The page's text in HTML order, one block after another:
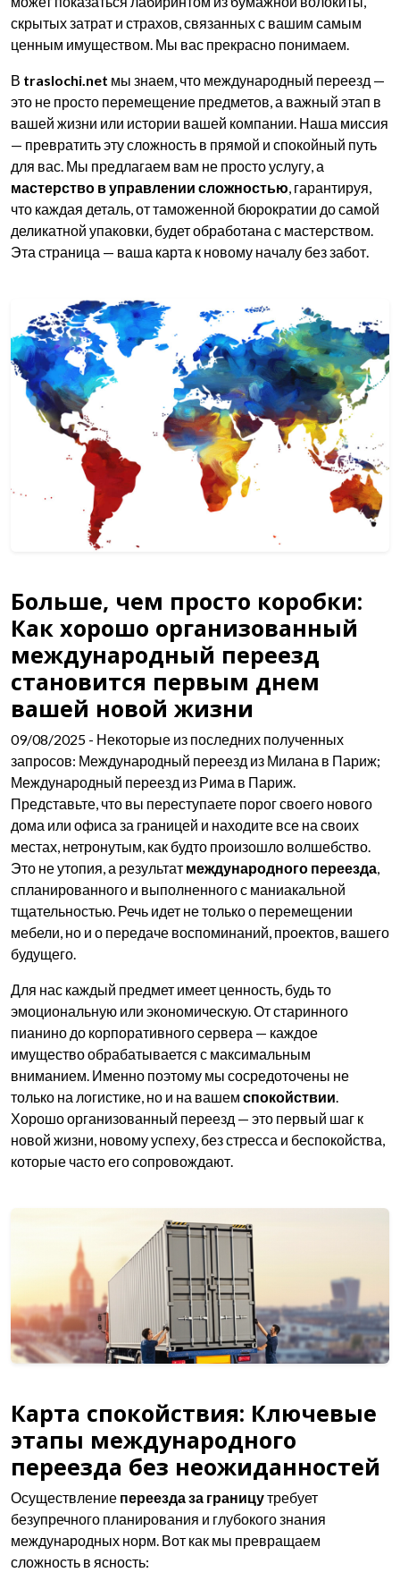
скрытых затрат и страхов, связанных с вашим самым
ценным имуществом. Мы вас прекрасно понимаем.
В traslochi.net мы знаем, что международный переезд —
это не просто перемещение предметов, а важный этап в
вашей жизни или истории вашей компании. Наша миссия
— превратить эту сложность в прямой и спокойный путь
для вас. Мы предлагаем вам не просто услугу, а
мастерство в управлении сложностью, гарантируя,
что каждая деталь, от таможенной бюрократии до самой
деликатной упаковки, будет обработана с мастерством.
Эта страница — ваша карта к новому началу без забот.
Больше, чем просто коробки:
Как хорошо организованный
международный переезд
становится первым днем
вашей новой жизни
09/08/2025 - Некоторые из последних полученных
запросов: Международный переезд из Милана в Париж;
Международный переезд из Рима в Париж.
Представьте, что вы переступаете порог своего нового
дома или офиса за границей и находите все на своих
местах, нетронутым, как будто произошло волшебство.
Это не утопия, а результат международного переезда,
спланированного и выполненного с маниакальной
тщательностью. Речь идет не только о перемещении
мебели, но и о передаче воспоминаний, проектов, вашего
будущего.
Для нас каждый предмет имеет ценность, будь то
эмоциональную или экономическую. От старинного
пианино до корпоративного сервера — каждое
имущество обрабатывается с максимальным
вниманием. Именно поэтому мы сосредоточены не
только на логистике, но и на вашем спокойствии.
Хорошо организованный переезд — это первый шаг к
новой жизни, новому успеху, без стресса и беспокойства,
которые часто его сопровождают.
Карта спокойствия: Ключевые
этапы международного
переезда без неожиданностей
Осуществление переезда за границутребует
безупречного планирования и глубокого знания
международных норм. Вот как мы превращаем
сложность в ясность: